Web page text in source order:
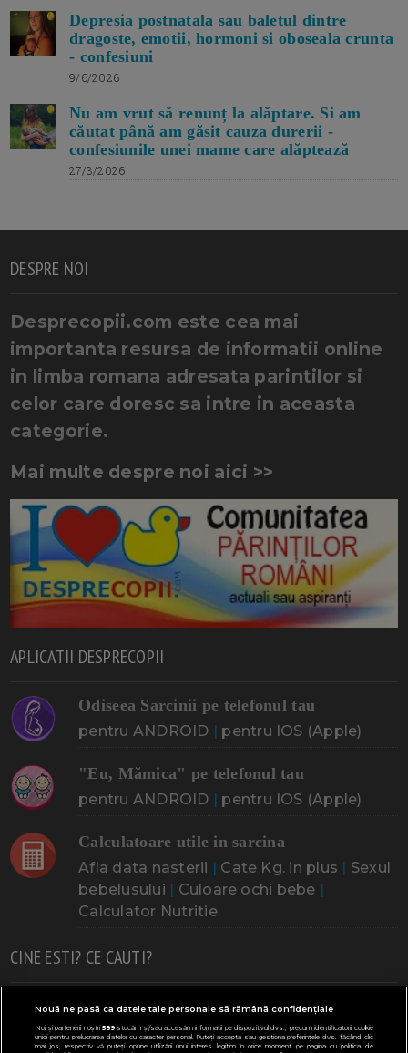
Depresia postnatala sau baletul dintre
dragoste, emotii, hormoni si oboseala crunta
- confesiuni
9/6/2026
Nu am vrut să renunț la alăptare. Si am
căutat până am găsit cauza durerii -
confesiunile unei mame care alăptează
27/3/2026
DESPRE NOI
Desprecopii.com este cea mai
importanta resursa de informatii online
in limba romana adresata parintilor si
celor care doresc sa intre in aceasta
categorie.
Mai multe despre noi aici >>
APLICATII DESPRECOPII
Odiseea Sarcinii pe telefonul tau
pentru ANDROID pentru IOS (Apple)
"Eu, Mămica" pe telefonul tau
pentru ANDROID pentru IOS (Apple)
Calculatoare utile in sarcina
Afla data nasterii Cate Kg. in plus
Sexul
bebelusului
Culoare ochi bebe
Calculator Nutritie
CINE ESTI? CE CAUTI?
Doresc un copil Adoptia Probleme cu sarcina
Urmeaza sa nasc Probleme alaptare Bebe plange
Nouă ne pasă ca datele tale personale să rămână confidențiale
Noi și partenerii noștri589stocăm și/sau accesăm informații pe dispozitivul dvs., precum identificatorii cookie
unici pentru prelucrarea datelor cu caracter personal. Puteți accepta sau gestiona preferințele dvs. făcând clic
mai jos, respectiv vă puteți opune utilizării unui interes legitim în orice moment pe pagina cu politica de